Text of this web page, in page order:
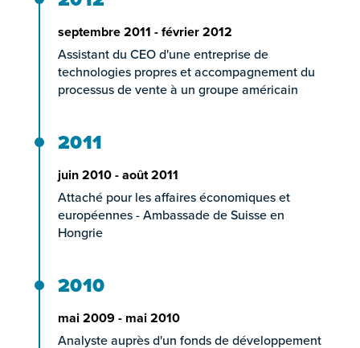
septembre 2011 - février 2012
Assistant du CEO d'une entreprise de
technologies propres et accompagnement du
processus de vente à un groupe américain
2011
juin 2010 - août 2011
Attaché pour les affaires économiques et
européennes - Ambassade de Suisse en
Hongrie
2010
mai 2009 - mai 2010
Analyste auprès d'un fonds de développement